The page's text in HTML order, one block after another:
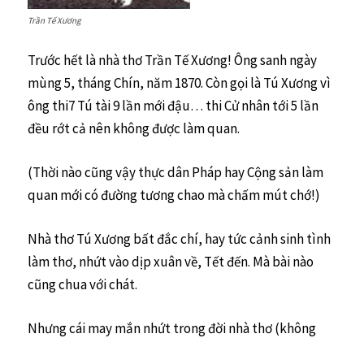
Trần Tế Xương
Trước hết là nhà thơ Trần Tế Xương! Ông sanh ngày
mùng 5, tháng Chín, năm 1870. Còn gọi là Tú Xương vì
ông thi7 Tú tài 9 lần mới đậu… thi Cử nhân tới 5 lần
đều rớt cả nên không được làm quan.
(Thời nào cũng vậy thực dân Pháp hay Cộng sản làm
quan mới có đường tương chao mà chấm mút chớ!)
Nhà thơ Tú Xương bất đắc chí, hay tức cảnh sinh tình
làm thơ, nhứt vào dịp xuân về, Tết đến. Mà bài nào
cũng chua với chát.
Nhưng cái may mắn nhứt trong đời nhà thơ (không